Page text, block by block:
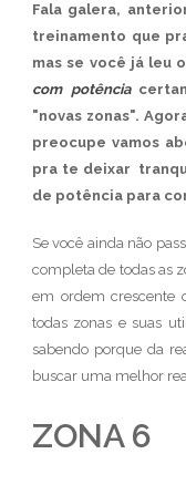
Fala galera,
treinamento que
mas se você já leu
com potência
"novas zonas".
preocupe vamos
pra te deixar
de potência para
Se você ainda não
completa de todas as
em ordem crescente
todas zonas e suas
sabendo porque da
buscar uma melhor
ZONA 6